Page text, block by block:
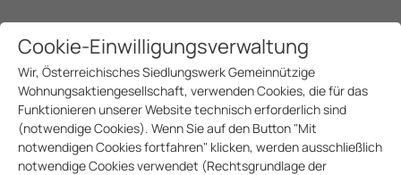
Cookie-Einwilligungsverwaltung
Wir, Österreichisches Siedlungswerk Gemeinnützige
Wohnungsaktiengesellschaft, verwenden Cookies, die für das
Funktionieren unserer Website technisch erforderlich sind
(notwendige Cookies). Wenn Sie auf den Button "Mit
notwendigen Cookies fortfahren" klicken, werden ausschließlich
notwendige Cookies verwendet (Rechtsgrundlage der